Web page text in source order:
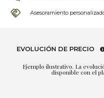
Asesoramiento
EVOLUCIÓN DE PRECIO
Ejemplo ilustrativo. La
disponible con el